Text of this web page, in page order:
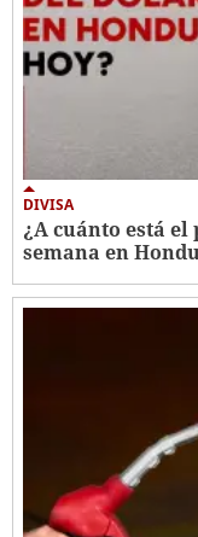
DIVISA
¿A cuánto está
semana en